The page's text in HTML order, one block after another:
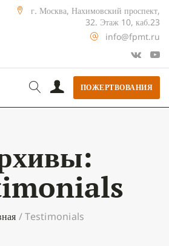
г. Москва, Нахимовский проспект,
32. Этаж 10, каб.23
info@fpmt.ru
ПОЖЕРТВОВАНИЯ
/Testimonials